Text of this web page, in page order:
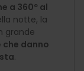
a 360º al
notte, la
grande
che danno
.